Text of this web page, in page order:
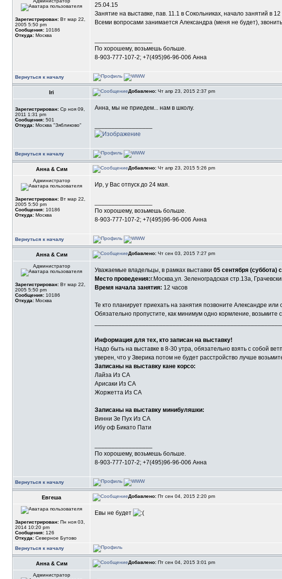
Зарегистрирован: Вт мар 22,
2005 5:50 pm
Сообщения: 10186
Откуда: Москва
25.04.15
Занятие на выставке, пав. 11.1 в Сокольниках, начало занятий в 12
Всеми вопросами занимается Александра (меня не будет),
По хорошему, возьмешь больше.
8-903-777-107-2; +7(495)96-96-006 Анна
Вернуться к началу
Iri Добавлено: Чт апр 23, 2015 2:37 pm
Зарегистрирован: Ср ноя 09,
2011 1:31 pm
Сообщения: 501
Откуда: Москва "Зябликово"
Анна, мы не приедем... нам в школу.
Вернуться к началу
Анна & Сим Добавлено: Чт апр 23, 2015 5:26 pm
Администратор
Зарегистрирован: Вт мар 22,
2005 5:50 pm
Сообщения: 10186
Откуда: Москва
Ир, у Вас отпуск до 24 мая.
По хорошему, возьмешь больше.
8-903-777-107-2; +7(495)96-96-006 Анна
Вернуться к началу
Анна & Сим Добавлено: Чт сен 03, 2015 7:27 pm
Администратор
Зарегистрирован: Вт мар 22,
2005 5:50 pm
Сообщения: 10186
Откуда: Москва
Уважаемые владельцы, в рамках выставки 05 сентября (суббота)
Место проведения:г.Москва,ул. Зеленоградская стр.13а,
Время начала занятия: 12 часов
Те кто планирует приехать на занятия позвоните Александре или
Обязательно пропустите, как минимум одно кормление, возьмите
Информация для тех, кто записан на выставку!
Надо быть на выставке в 8-30 утра, обязательно взять с собой
уверен, что у Зверика потом не будет расстройство лучше
Записаны на выставку кане корсо:
Лайза Из СА
Арисаки Из СА
Жоржетта Из СА
Записаны на выставку минибуляшки:
Винни Зе Пух Из СА
Ибу оф Бикато Пати
По хорошему, возьмешь больше.
8-903-777-107-2; +7(495)96-96-006 Анна
Вернуться к началу
Евгеша Добавлено: Пт сен 04, 2015 2:20 pm
Зарегистрирован: Пн ноя 03,
2014 10:20 pm
Сообщения: 126
Откуда: Северное Бутово
Евы не будет
Вернуться к началу
Анна & Сим Добавлено: Пт сен 04, 2015 3:01 pm
Администратор